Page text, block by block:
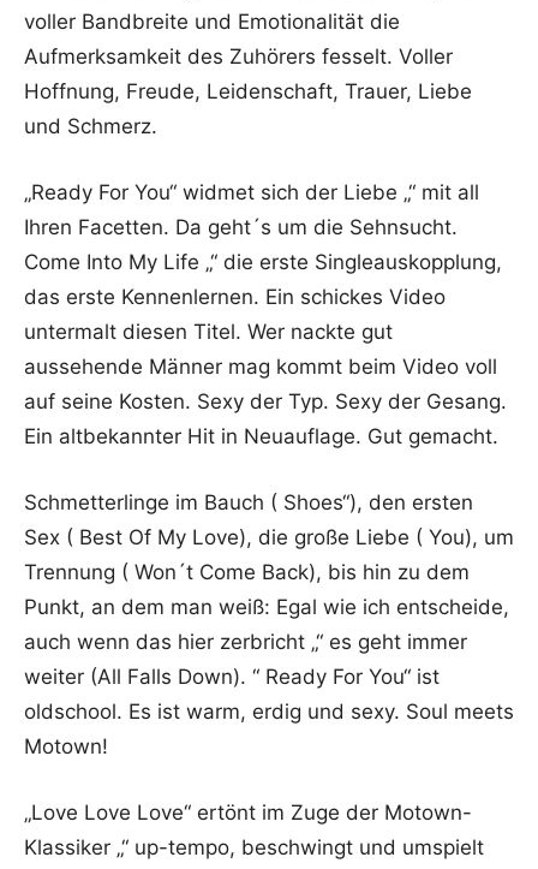
voller Bandbreite und Emotionalität die
Aufmerksamkeit des Zuhörers fesselt. Voller
Hoffnung, Freude, Leidenschaft, Trauer, Liebe
und Schmerz.
„Ready For You“ widmet sich der Liebe „“ mit all
Ihren Facetten. Da geht´s um die Sehnsucht.
Come Into My Life „“ die erste Singleauskopplung,
das erste Kennenlernen. Ein schickes Video
untermalt diesen Titel. Wer nackte gut
aussehende Männer mag kommt beim Video voll
auf seine Kosten. Sexy der Typ. Sexy der Gesang.
Ein altbekannter Hit in Neuauflage. Gut gemacht.
Schmetterlinge im Bauch ( Shoes“), den ersten
Sex ( Best Of My Love), die große Liebe ( You), um
Trennung ( Won´t Come Back), bis hin zu dem
Punkt, an dem man weiß: Egal wie ich entscheide,
auch wenn das hier zerbricht „“ es geht immer
weiter (All Falls Down). “ Ready For You“ ist
oldschool. Es ist warm, erdig und sexy. Soul meets
Motown!
„Love Love Love“ ertönt im Zuge der Motown-
Klassiker „“ up-tempo, beschwingt und umspielt